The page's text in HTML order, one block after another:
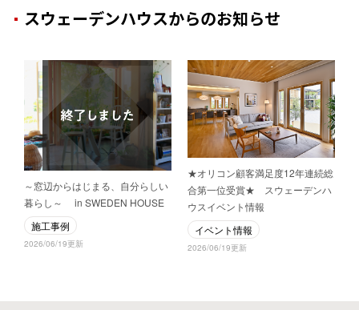
スウェーデンハウスからのお知らせ
～窓辺からはじまる、自分らしい
暮らし～ in SWEDEN HOUSE
施工事例
2026/06/19更新
★オリコン顧客満足度12年連続総
合第一位受賞★ スウェーデンハ
ウスイベント情報
イベント情報
2026/06/19更新